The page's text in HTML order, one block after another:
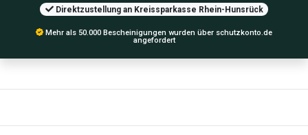
Direktzustellung an Kreissparkasse Rhein-Hunsrück
Mehr als 50.000 Bescheinigungen wurden über schutzkonto.de
angefordert